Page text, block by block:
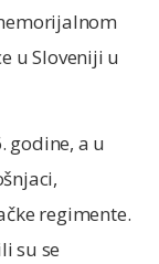
u Sloveniji u
godine, a u
regimente.
su se